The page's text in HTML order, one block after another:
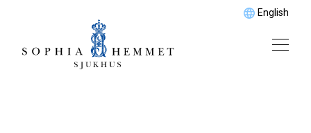
English